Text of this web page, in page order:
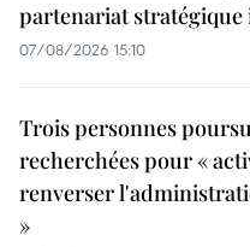
partenariat
07/08/2026 15:10
Trois personnes
recherchées pour «
renverser
»